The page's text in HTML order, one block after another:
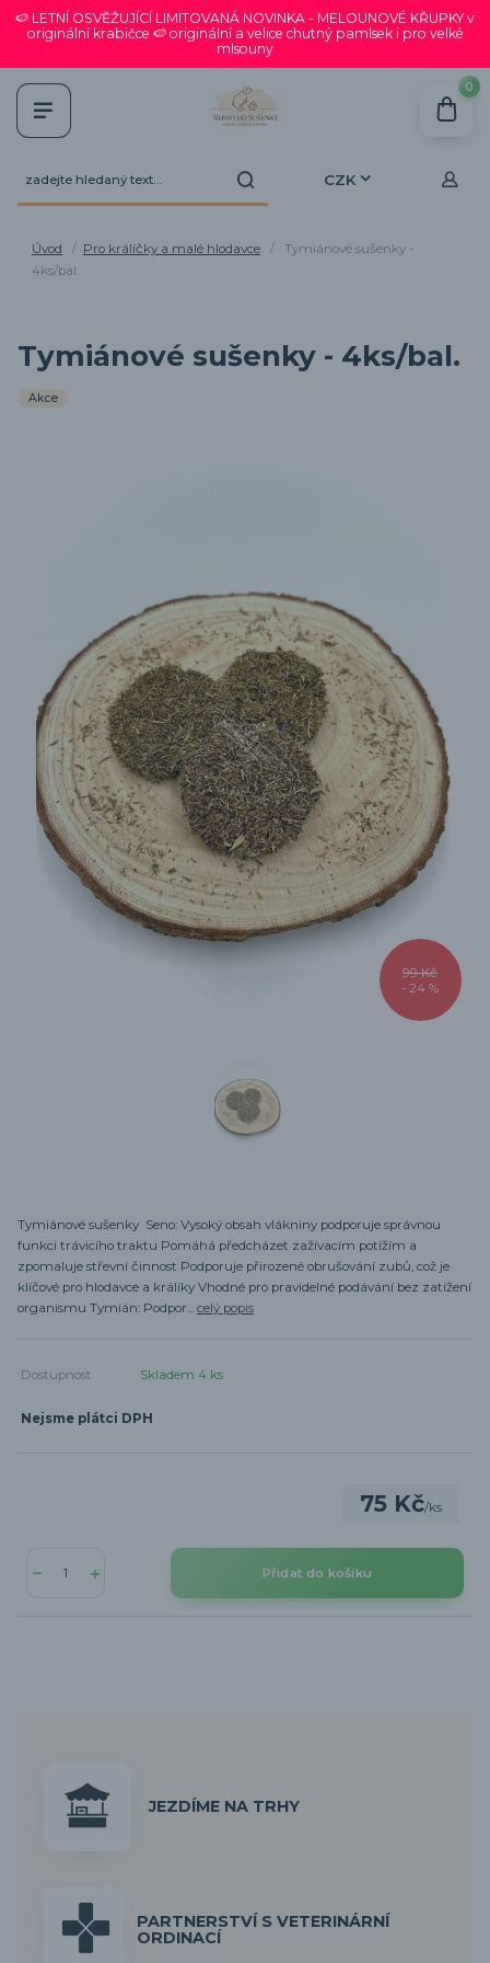
🍉 LETNÍ OSVĚŽUJÍCÍ LIMITOVANÁ NOVINKA - MELOUNOVÉ KŘUPKY v
originální krabičce 🍉 originální a velice chutný pamlsek i pro velké
mlsouny
CZK
0
Úvod Pro králíčky a malé hlodavce
Tymiánové sušenky -
4ks/bal.
Tymiánové sušenky - 4ks/bal.
Akce
99 Kč
- 24 %
Tymiánové sušenky Seno: Vysoký obsah vlákniny podporuje správnou
funkci trávicího traktu Pomáhá předcházet zažívacím potížím a
zpomaluje střevní činnost Podporuje přirozené obrušování zubů, což je
klíčové pro hlodavce a králíky Vhodné pro pravidelné podávání bez zatížení
organismu Tymián: Podpor... celý popis
Dostupnost Skladem 4 ks
Nejsme plátci DPH
75 Kč/ks
Přidat do košíku
JEZDÍME NA TRHY
PARTNERSTVÍ S VETERINÁRNÍ
ORDINACÍ